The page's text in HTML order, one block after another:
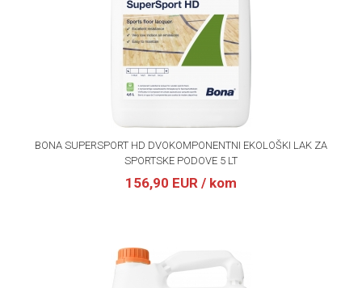
BONA SUPERSPORT HD DVOKOMPONENTNI EKOLOŠKI LAK ZA
SPORTSKE PODOVE 5 LT
156,90 EUR / kom